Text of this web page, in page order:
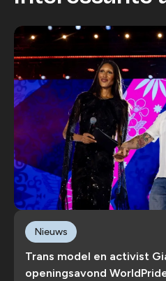
Trans model en activist
openingsavond
Nieuws